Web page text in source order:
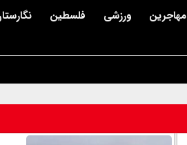
مهاجرین ورزشی فلسطین